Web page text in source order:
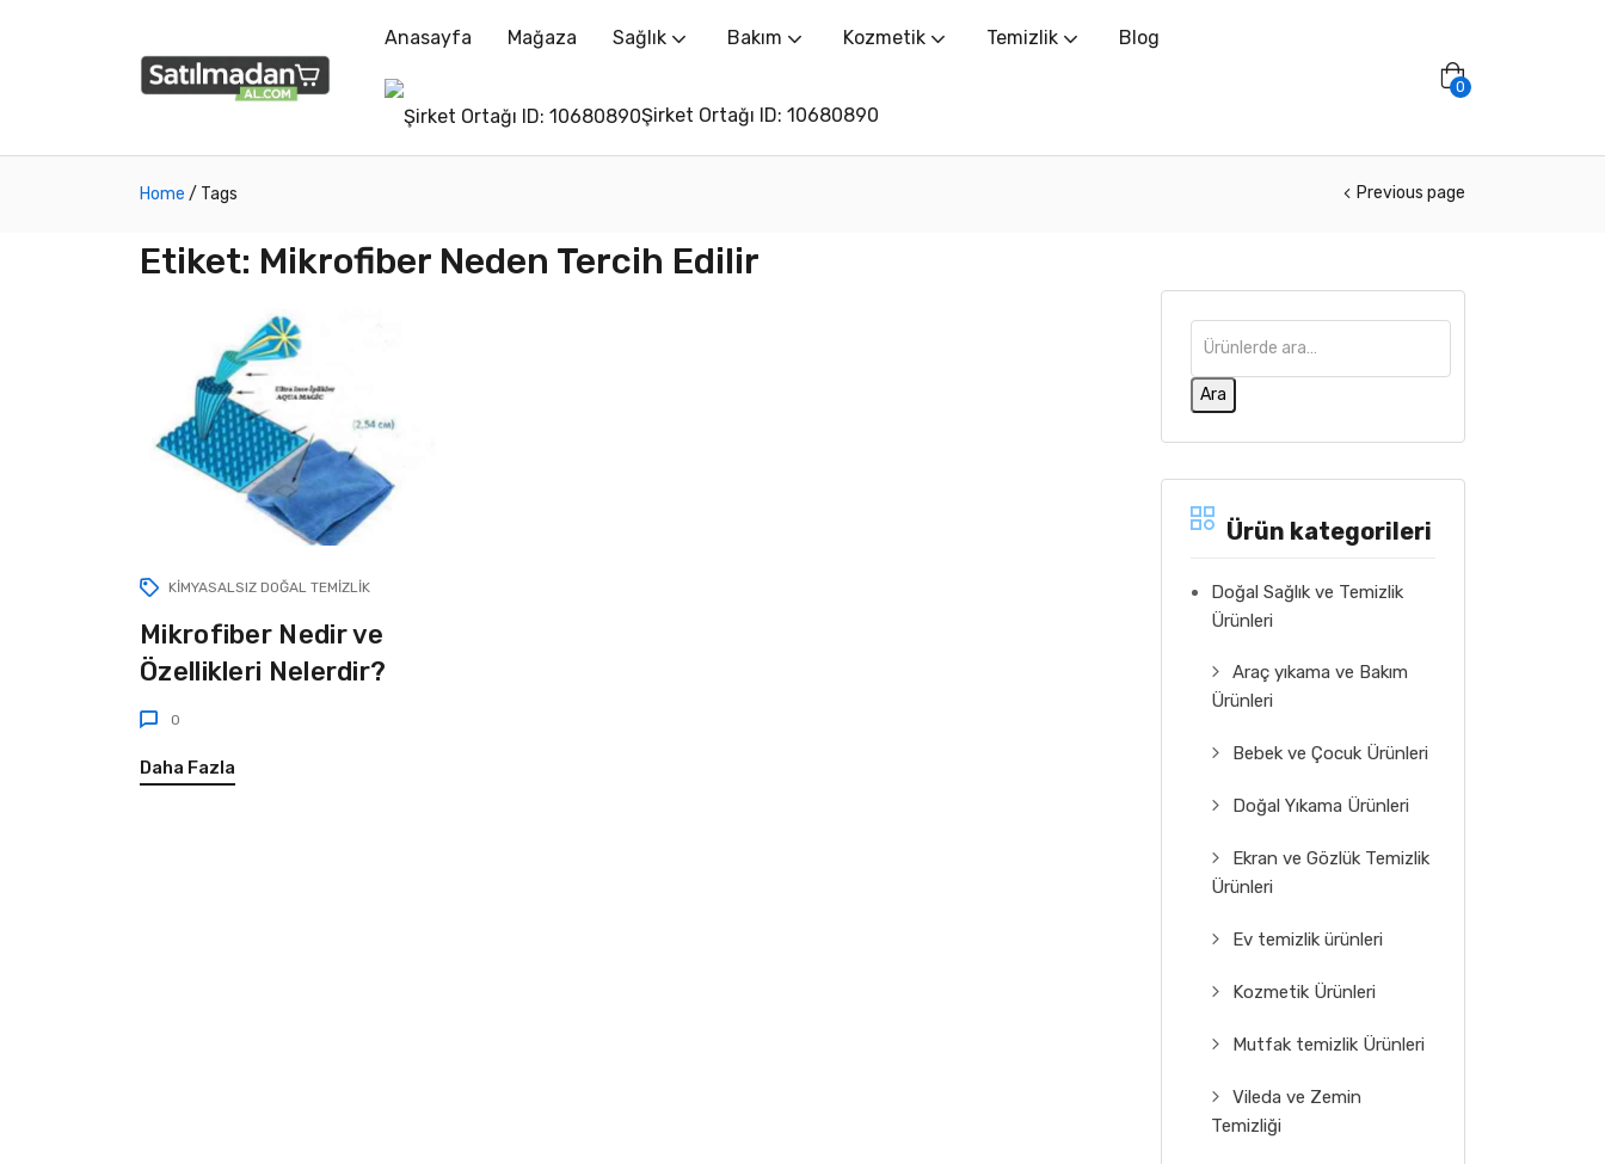
Anasayfa Mağaza Sağlık Bakım Kozmetik Temizlik Blog
Şirket Ortağı ID: 10680890
0
Home / Tags Previous page
Etiket: Mikrofiber Neden Tercih Edilir
Ara
Ürün kategorileri
Doğal Sağlık ve Temizlik
Ürünleri
Araç yıkama ve Bakım
Ürünleri
Bebek ve Çocuk Ürünleri
Doğal Yıkama Ürünleri
Ekran ve Gözlük Temizlik
Ürünleri
Ev temizlik ürünleri
Kozmetik Ürünleri
Mutfak temizlik Ürünleri
Vileda ve Zemin
Temizliği
KIMYASALSIZ DOĞAL TEMIZLIK
Mikrofiber Nedir ve
Özellikleri Nelerdir?
0
Daha Fazla